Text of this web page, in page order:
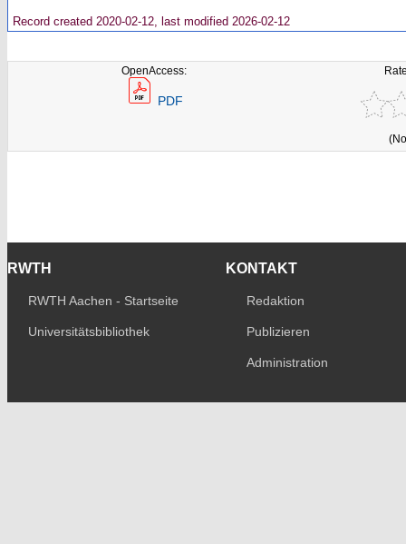
Record created 2020-02-12, last modified 2026-02-12
OpenAccess:
PDF
RWTH
RWTH Aachen - Startseite
Universitätsbibliothek
KONTAKT
Redaktion
Publizieren
Administration